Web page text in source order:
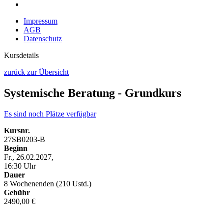
Impressum
AGB
Datenschutz
Kursdetails
zurück zur Übersicht
Systemische Beratung - Grundkurs
Es sind noch Plätze verfügbar
Kursnr.
27SB0203-B
Beginn
Fr., 26.02.2027,
16:30 Uhr
Dauer
8 Wochenenden (210 Ustd.)
Gebühr
2490,00 €